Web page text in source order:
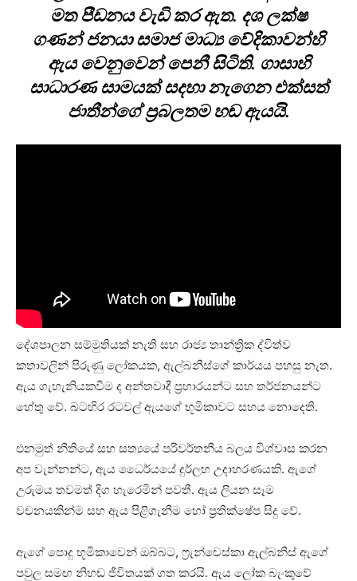
මත පීඩනය වැඩි කර ඇත. දශ ලක්ෂ
ගණන් ජනයා සමාජ මාධ්‍ය වේදිකාවන්හි
ඇය වෙනුවෙන් පෙනී සිටිති. ගාසාහි
සාධාරණ සාමයක් සදහා නැගෙන එක්සත්
ජාතීන්ගේ ප්‍රබලතම හඬ ඇයයි.
දේශපාලන සම්මුතියක් නැති සහ රාජ්‍ය තාන්ත්‍රික ද්විත්ව
කතාවලින් පිරුණු ලෝකයක, ඇල්බනීස්ගේ කාර්යය පහසු නැත.
ඇය ගැහැනියකවීම ද අන්තවාදී ප්‍රහාරයන්ට සහ තර්ජනයන්ට
හේතු වේ. බටහිර රටවල් ඇයගේ භූමිකාවට සහය නොදෙති.
එනමුත් නීතියේ සහ සත්‍යයේ පරිවර්තනීය බලය විශ්වාස කරන
අප වැන්නන්ට, ඇය ධෛර්යයේ දුර්ලභ උදාහරණයකි. ඇගේ
උරුමය තවමත් දිග හැරෙමින් පවතී. ඇය ලියන සෑම
වචනයකින්ම සහ ඇය පිළිගැනීම හෝ ප්‍රතික්ෂේප සිදු වේ.
ඇගේ පොදු භූමිකාවෙන් ඔබ්බට, ෆ්‍රැන්චෙස්කා ඇල්බනීස් ඇගේ
පවුල සමඟ නිහඬ ජීවිතයක් ගත කරයි. ඇය ලෝක බැංකුවේ